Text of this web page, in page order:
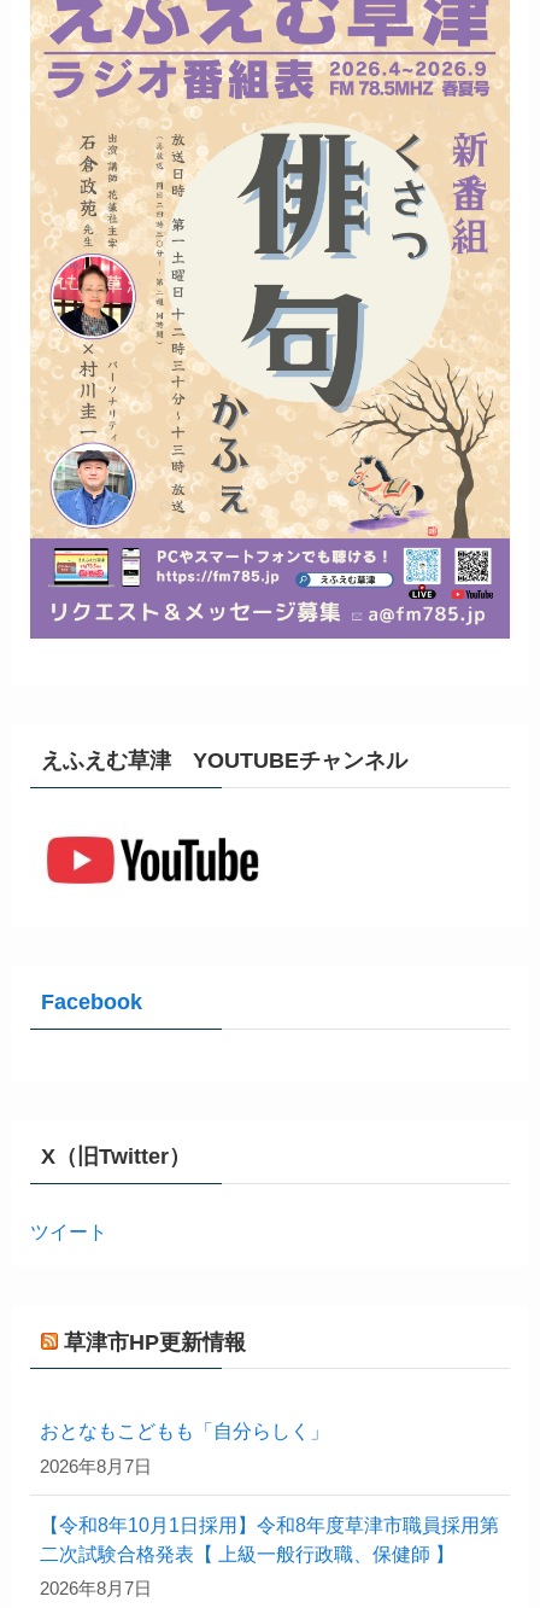
えふえむ草津 YOUTUBEチャンネル
Facebook
X（旧Twitter）
ツイート
草津市HP更新情報
おとなもこどもも「自分らしく」
2026年8月7日
【令和8年10月1日採用】令和8年度草津市職員採用第
二次試験合格発表【 上級一般行政職、保健師 】
2026年8月7日